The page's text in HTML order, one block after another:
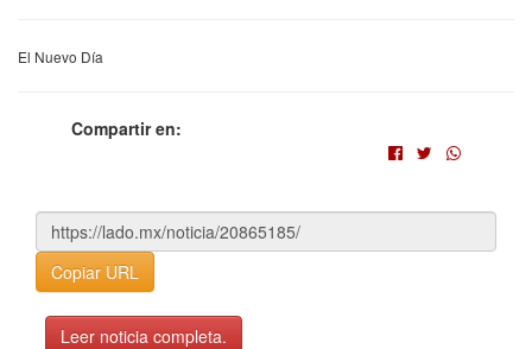
El Nuevo Día
Compartir en:
Copiar URL
Leer noticia completa.